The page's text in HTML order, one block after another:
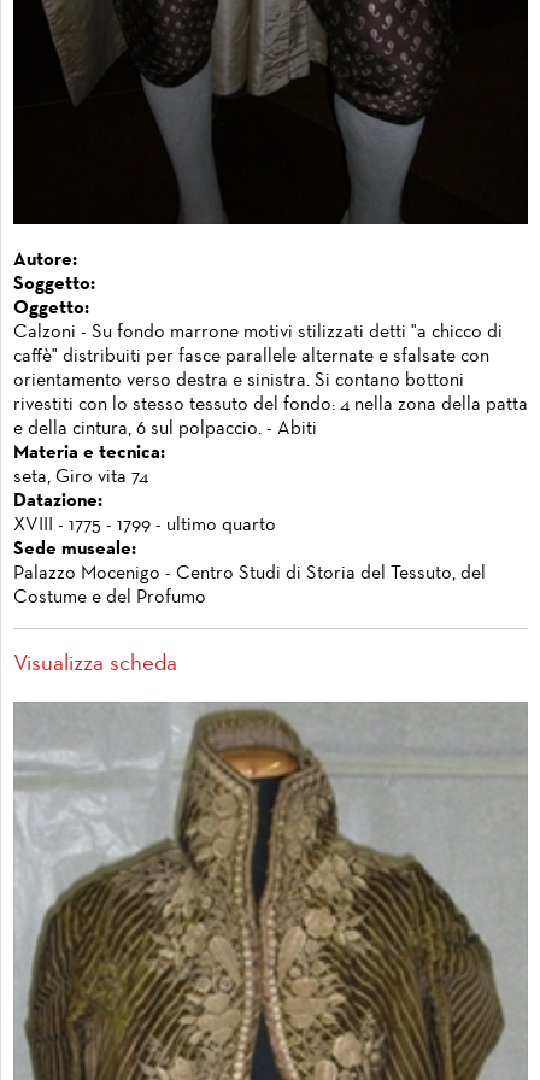
Autore:
Soggetto:
Oggetto:
Calzoni - Su fondo marrone motivi stilizzati detti "a chicco di
caffè" distribuiti per fasce parallele alternate e sfalsate con
orientamento verso destra e sinistra. Si contano bottoni
rivestiti con lo stesso tessuto del fondo: 4 nella zona della patta
e della cintura, 6 sul polpaccio. - Abiti
Materia e tecnica:
seta, Giro vita 74
Datazione:
XVIII - 1775 - 1799 - ultimo quarto
Sede museale:
Palazzo Mocenigo - Centro Studi di Storia del Tessuto, del
Costume e del Profumo
Visualizza scheda